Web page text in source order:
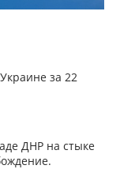
за 22
ДНР на стыке